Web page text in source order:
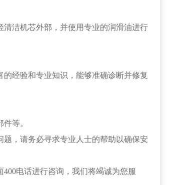
洁机芯外部，并使用专业的润滑油进行
经验和专业知识，能够准确诊断并修复
等。
，请务必寻求专业人士的帮助以确保安
电话进行咨询，我们将竭诚为您服